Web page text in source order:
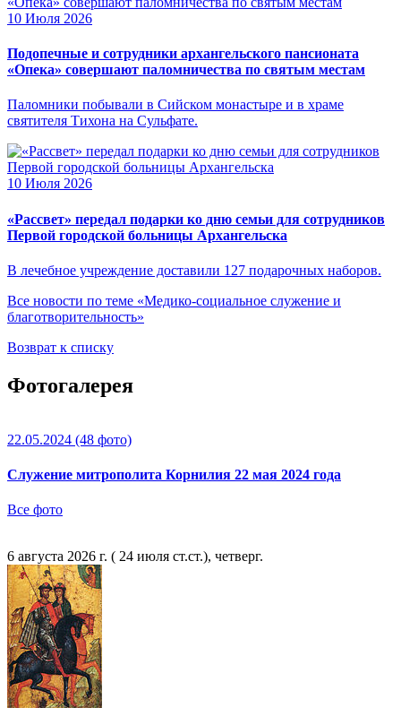
10 Июля 2026
Подопечные и сотрудники архангельского пансионата
«Опека» совершают паломничества по святым местам
Паломники побывали в Сийском монастыре и в храме
святителя Тихона на Сульфате.
10 Июля 2026
«Рассвет» передал подарки ко дню семьи для сотрудников
Первой городской больницы Архангельска
В лечебное учреждение доставили 127 подарочных наборов.
Все новости по теме «Медико-социальное служение и
благотворительность»
Возврат к списку
Фотогалерея
22.05.2024 (48 фото)
Служение митрополита Корнилия 22 мая 2024 года
Все фото
6 августа 2026 г. ( 24 июля ст.ст.), четверг.